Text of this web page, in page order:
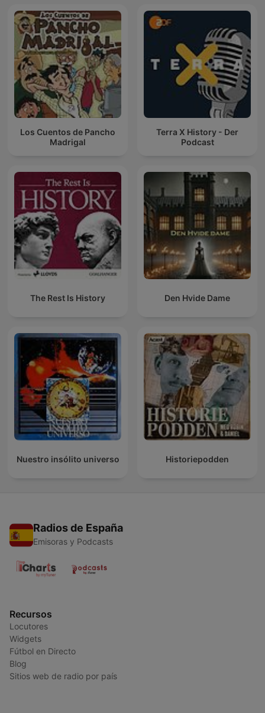
Los Cuentos de Pancho
Madrigal
Terra X History - Der
Podcast
The Rest Is History Den Hvide Dame
Nuestro insólito universo Historiepodden
Radios de España
Emisoras y Podcasts
Recursos
Locutores
Widgets
Fútbol en Directo
Blog
Sitios web de radio por país